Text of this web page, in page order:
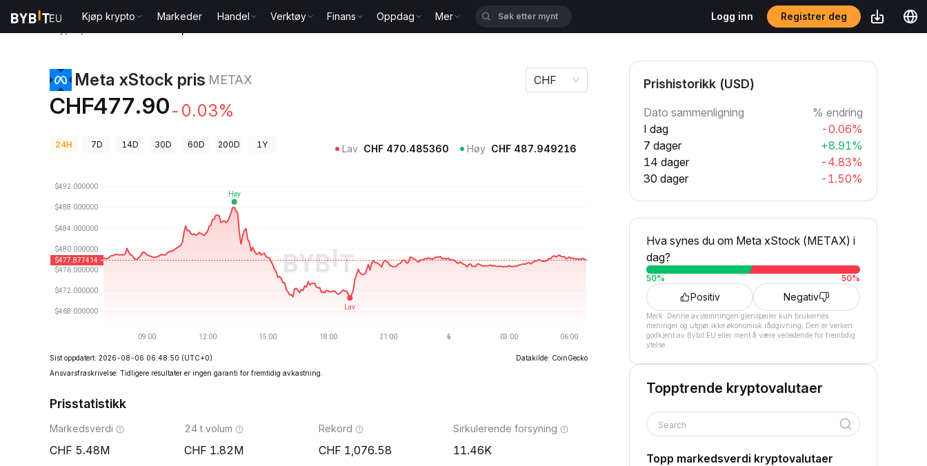
Kjøp krypto Markeder Handel Verktøy Finans Oppdag Mer Logg inn Registrer deg
Meta xStock pris METAX
CHF477.90-0.03%
CHF
24H 7D 14D 30D 60D 200D 1Y Lav CHF 470.485360 Høy CHF 487.949216
Sist oppdatert: 2026-08-06 06:48:50 (UTC+0)
Datakilde: CoinGecko
Ansvarsfraskrivelse: Tidligere resultater er ingen garanti for fremtidig avkastning.
Prisstatistikk
Markedsverdi
5.48M
24 t volum
1.82M
Rekord
1,076.58
Sirkulerende forsyning
11.46K
Prishistorikk (USD)
Dato sammenligning
% endring
I dag
-0.06%
7 dager
+8.91%
14 dager
-4.83%
30 dager
-1.50%
Hva synes du om Meta xStock (METAX) i
dag?
50% 50%
Positiv Negativ
Merk: Denne avstemningen gjenspeiler kun brukernes
meninger og utgjør ikke økonomisk rådgivning. Den er verken
godkjent av Bybit EU eller ment å være veiledende for fremtidig
ytelse.
Topptrende kryptovalutaer
Search
Topp markedsverdi kryptovalutaer